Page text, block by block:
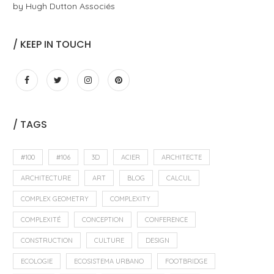
by Hugh Dutton Associés
/ KEEP IN TOUCH
/ TAGS
#100 #106 3D ACIER ARCHITECTE
ARCHITECTURE ART BLOG CALCUL
COMPLEX GEOMETRY COMPLEXITY
COMPLEXITÉ CONCEPTION CONFERENCE
CONSTRUCTION CULTURE DESIGN
ECOLOGIE ECOSISTEMA URBANO FOOTBRIDGE